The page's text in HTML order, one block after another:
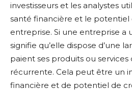
investisseurs et les analystes
santé financière et le potentiel
entreprise. Si une entreprise a
signifie qu’elle dispose d’une
paient ses produits ou services
récurrente. Cela peut être un
financière et de potentiel de